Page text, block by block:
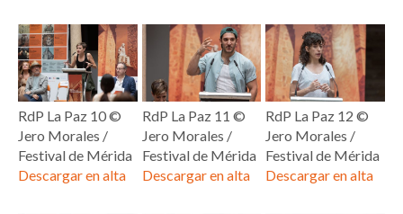
RdP La Paz 10 ©
Jero Morales /
Festival de Mérida
Descargar en alta
RdP La Paz 11 ©
Jero Morales /
Festival de Mérida
Descargar en alta
RdP La Paz 12 ©
Jero Morales /
Festival de Mérida
Descargar en alta